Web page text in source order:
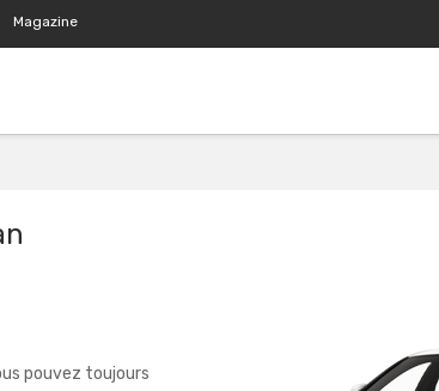
Magazine
pouvez toujours